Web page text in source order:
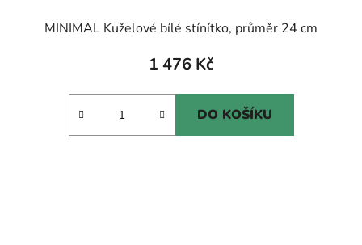
MINIMAL Kuželové bílé stínítko, průměr 24 cm
1 476 Kč
DO KOŠÍKU